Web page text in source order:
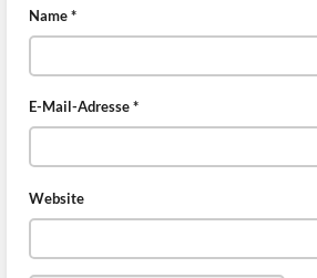
Name*
E-Mail-Adresse*
Website